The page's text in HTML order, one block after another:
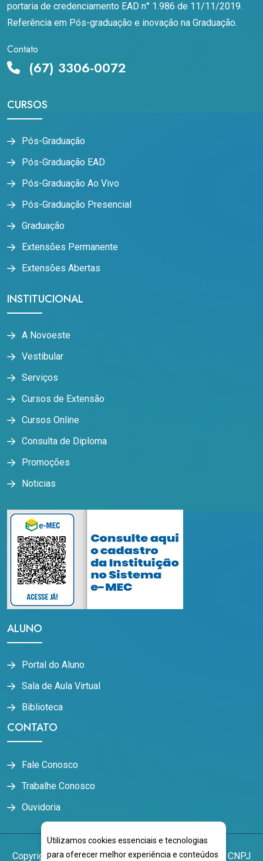
portaria de credenciamento EAD n° 1.986 de 11/11/2019.
Referência em Pós-graduação e inovação na Graduação.
Contato
(67) 3306-0072
CURSOS
Pós-Graduação
Pós-Graduação EAD
Pós-Graduação Ao Vivo
Pós-Graduação Presencial
Graduação
Extensões Permanente
Extensões Abertas
INSTITUCIONAL
A Novoeste
Vestibular
Serviços
Cursos de Extensão
Cursos Online
Consulta de Diploma
Promoções
Noticias
ALUNO
Portal do Aluno
Sala de Aula Virtual
Biblioteca
CONTATO
Fale Conosco
Trabalhe Conosco
Ouvidoria
Copyright 2026NOVOESTE EDUCACIONAL LTDA CNPJ
Utilizamos cookies essenciais e tecnologias
para oferecer melhor experiência e conteúdos